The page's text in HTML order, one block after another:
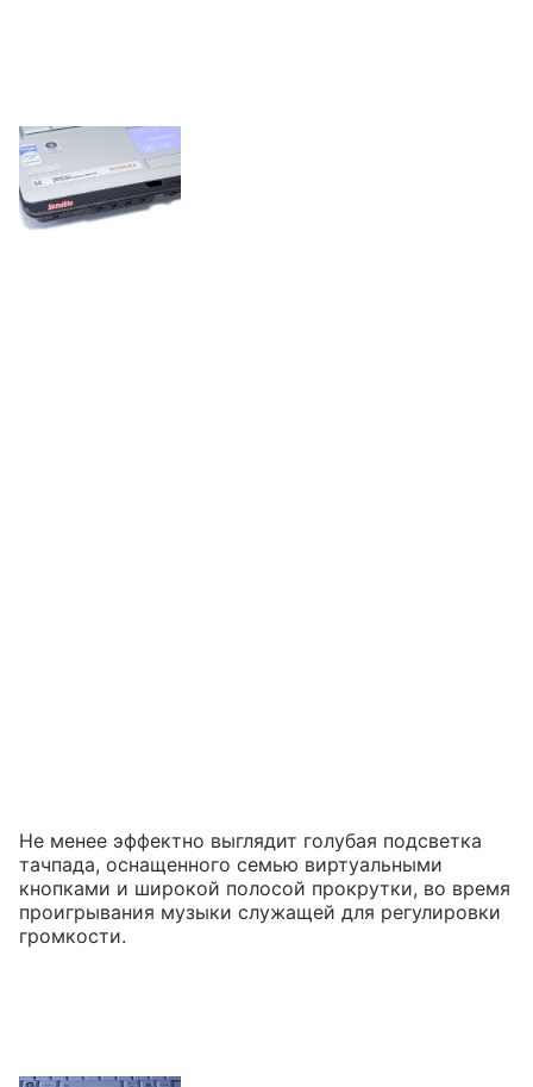
Не менее эффектно выглядит голубая подсветка
тачпада, оснащенного семью виртуальными
кнопками и широкой полосой прокрутки, во время
проигрывания музыки служащей для регулировки
громкости.